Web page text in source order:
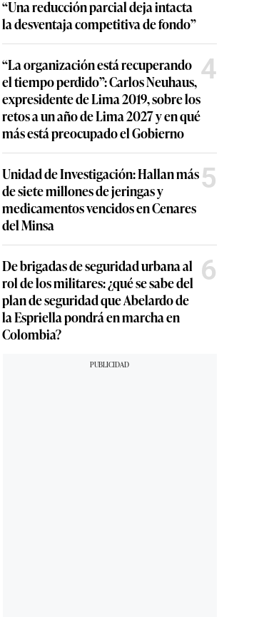
“Una reducción parcial deja intacta
la desventaja competitiva de fondo”
“La organización está recuperando
el tiempo perdido”: Carlos Neuhaus,
expresidente de Lima 2019, sobre los
retos a un año de Lima 2027 y en qué
más está preocupado el Gobierno
4
Unidad de Investigación: Hallan más
de siete millones de jeringas y
medicamentos vencidos en Cenares
del Minsa
5
De brigadas de seguridad urbana al
rol de los militares: ¿qué se sabe del
plan de seguridad que Abelardo de
la Espriella pondrá en marcha en
Colombia?
6